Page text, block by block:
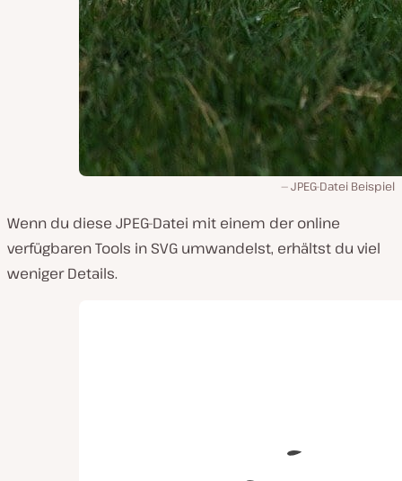
JPEG-Datei Beispiel
Wenn du diese JPEG-Datei mit einem der online
verfügbaren Tools in SVG umwandelst, erhältst du viel
weniger Details.